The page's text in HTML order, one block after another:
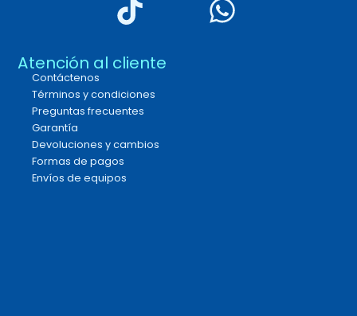
Atención al cliente
Contáctenos
Términos y condiciones
Preguntas frecuentes
Garantía
Devoluciones y cambios
Formas de pagos
Envíos de equipos